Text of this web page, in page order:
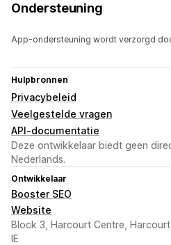
Ondersteuning
App-ondersteuning wordt verzorgd
Hulpbronnen
Privacybeleid
Veelgestelde vragen
API-documentatie
Deze ontwikkelaar biedt geen
Nederlands.
Ontwikkelaar
Booster SEO
Website
Block 3, Harcourt Centre,
IE